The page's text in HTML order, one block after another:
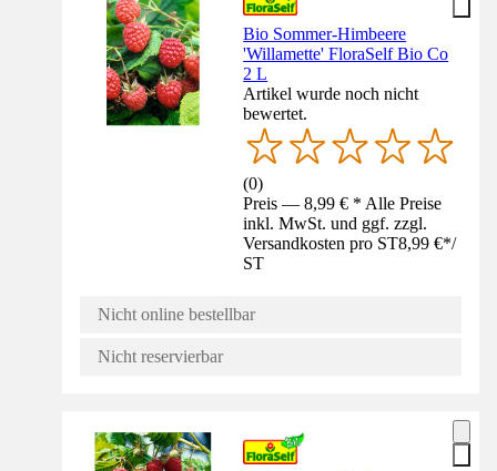
Bio Sommer-Himbeere
'Willamette' FloraSelf Bio Co
2 L
Artikel wurde noch nicht
bewertet.
(0)
Preis — 8,99 € * Alle Preise
inkl. MwSt. und ggf. zzgl.
Versandkosten pro ST8,99 €*/
ST
Nicht online bestellbar
Nicht reservierbar